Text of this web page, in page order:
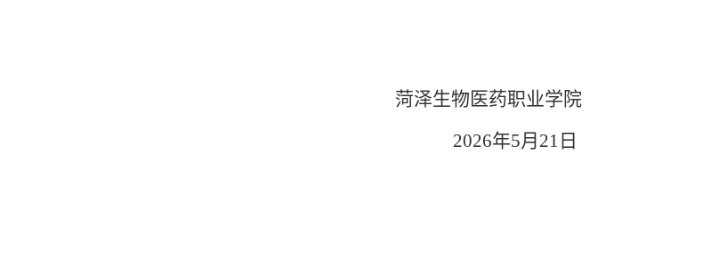
菏泽生物医药职业学院
2026年5月 21 日